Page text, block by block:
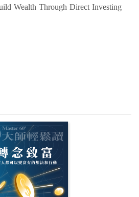
Wealth Through Direct Investing